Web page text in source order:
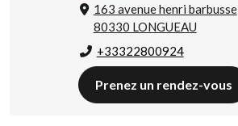
163 avenue henri barbusse
80330 LONGUEAU
+33322800924
Prenez un rendez-vous